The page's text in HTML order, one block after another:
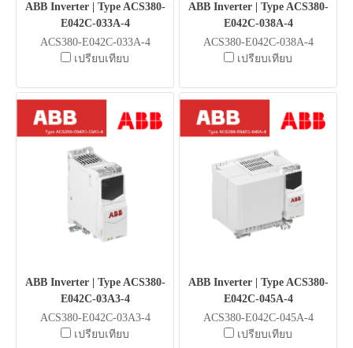
ABB Inverter | Type ACS380-
E042C-033A-4
ACS380-E042C-033A-4
เปรียบเทียบ
ABB Inverter | Type ACS380-
E042C-038A-4
ACS380-E042C-038A-4
เปรียบเทียบ
ABB Inverter | Type ACS380-
E042C-03A3-4
ACS380-E042C-03A3-4
เปรียบเทียบ
ABB Inverter | Type ACS380-
E042C-045A-4
ACS380-E042C-045A-4
เปรียบเทียบ